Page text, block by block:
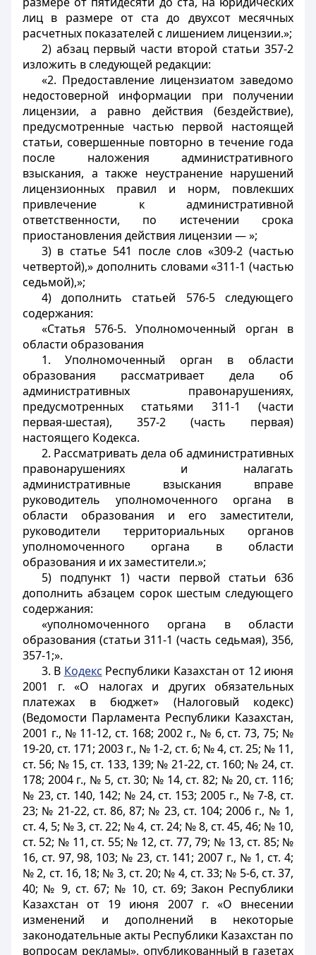
лиц в размере от ста до двухсот месячных
расчетных показателей с лишением лицензии.»;
2) абзац первый части второй статьи 357-2
изложить в следующей редакции:
«2. Предоставление лицензиатом заведомо
недостоверной информации при получении
лицензии, а равно действия (бездействие),
предусмотренные частью первой настоящей
статьи, совершенные повторно в течение года
после наложения административного
взыскания, а также неустранение нарушений
лицензионных правил и норм, повлекших
привлечение к административной
ответственности, по истечении срока
приостановления действия лицензии — »;
3) в статье 541 после слов «309-2 (частью
четвертой),» дополнить словами «311-1 (частью
седьмой),»;
4) дополнить статьей 576-5 следующего
содержания:
«Статья 576-5. Уполномоченный орган в
области образования
1. Уполномоченный орган в области
образования рассматривает дела об
административных правонарушениях,
предусмотренных статьями 311-1 (части
первая-шестая), 357-2 (часть первая)
настоящего Кодекса.
2. Рассматривать дела об административных
правонарушениях и налагать
административные взыскания вправе
руководитель уполномоченного органа в
области образования и его заместители,
руководители территориальных органов
уполномоченного органа в области
образования и их заместители.»;
5) подпункт 1) части первой статьи 636
дополнить абзацем сорок шестым следующего
содержания:
«уполномоченного органа в области
образования (статьи 311-1 (часть седьмая), 356,
357-1;».
3. В Кодекс Республики Казахстан от 12 июня
2001 г. «О налогах и других обязательных
платежах в бюджет» (Налоговый кодекс)
(Ведомости Парламента Республики Казахстан,
2001 г., № 11-12, ст. 168; 2002 г., № 6, ст. 73, 75; №
19-20, ст. 171; 2003 г., № 1-2, ст. 6; № 4, ст. 25; № 11,
ст. 56; № 15, ст. 133, 139; № 21-22, ст. 160; № 24, ст.
178; 2004 г., № 5, ст. 30; № 14, ст. 82; № 20, ст. 116;
№ 23, ст. 140, 142; № 24, ст. 153; 2005 г., № 7-8, ст.
23; № 21-22, ст. 86, 87; № 23, ст. 104; 2006 г., № 1,
ст. 4, 5; № 3, ст. 22; № 4, ст. 24; № 8, ст. 45, 46; № 10,
ст. 52; № 11, ст. 55; № 12, ст. 77, 79; № 13, ст. 85; №
16, ст. 97, 98, 103; № 23, ст. 141; 2007 г., № 1, ст. 4;
№ 2, ст. 16, 18; № 3, ст. 20; № 4, ст. 33; № 5-6, ст. 37,
40; № 9, ст. 67; № 10, ст. 69; Закон Республики
Казахстан от 19 июня 2007 г. «О внесении
изменений и дополнений в некоторые
законодательные акты Республики Казахстан по
вопросам рекламы», опубликованный в газетах